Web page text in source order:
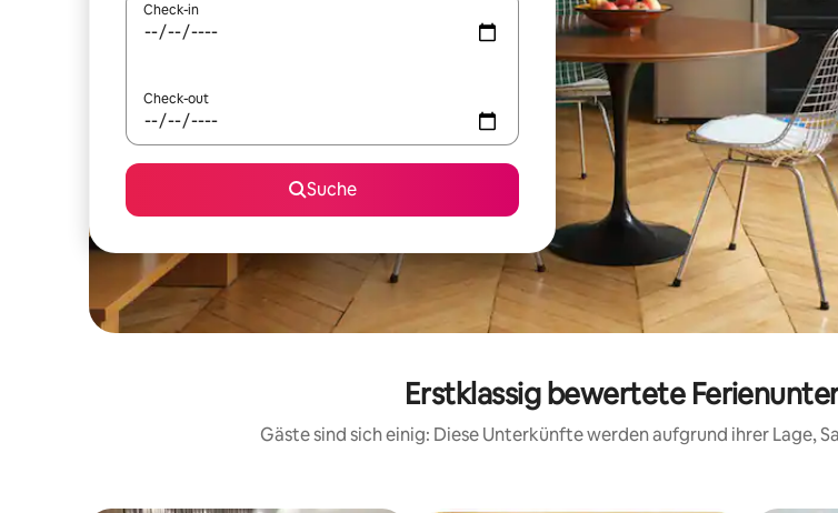
Check-in
Check-out
Suche
Erstklassig bewertete
Gäste sind sich einig: Diese Unterkünfte werden aufgrund ihrer Lage,